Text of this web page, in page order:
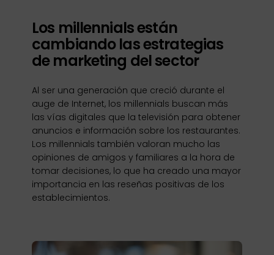
Los millennials están
cambiando las estrategias
de marketing del sector
Al ser una generación que creció durante el
auge de Internet, los millennials buscan más
las vías digitales que la televisión para obtener
anuncios e información sobre los restaurantes.
Los millennials también valoran mucho las
opiniones de amigos y familiares a la hora de
tomar decisiones, lo que ha creado una mayor
importancia en las reseñas positivas de los
establecimientos.